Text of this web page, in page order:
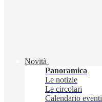
Novità
Panoramica
Le notizie
Le circolari
Calendario eventi